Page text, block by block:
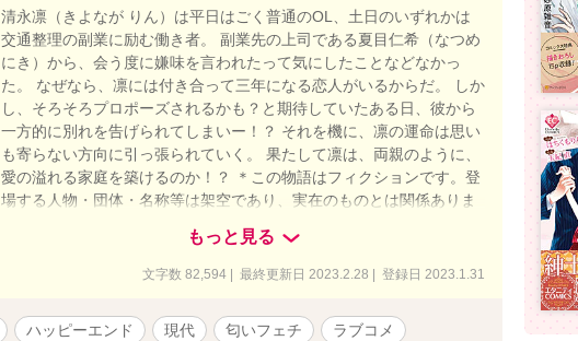
清永凛（きよなが りん）は平日はごく普通のOL、土日のいずれかは
交通整理の副業に励む働き者。 副業先の上司である夏目仁希（なつめ
にき）から、会う度に嫌味を言われたって気にしたことなどなかっ
た。 なぜなら、凛には付き合って三年になる恋人がいるからだ。 しか
し、そろそろプロポーズされるかも？と期待していたある日、彼から
一方的に別れを告げられてしまいー！？ それを機に、凛の運命は思い
も寄らない方向に引っ張られていく。 果たして凛は、両親のように、
愛の溢れる家庭を築けるのか！？ ＊この物語はフィクションです。登
場する人物・団体・名称等は架空であり、実在のものとは関係ありま
せん。 ＊不定期更新になることがあります。
もっと見る
文字数 82,594 | 最終更新日 2023.2.28 | 登録日 2023.1.31
ハッピーエンド 現代 匂いフェチ
ラブコメ